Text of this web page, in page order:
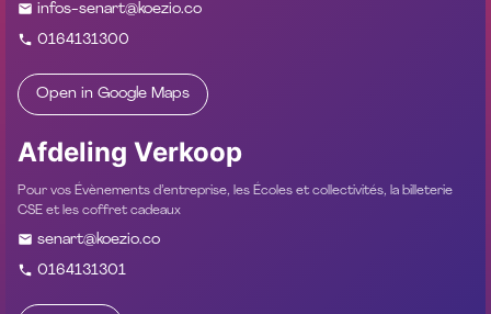
infos-senart@koezio.co
0164131300
Open in Google Maps
Afdeling Verkoop
Pour vos Évènements d’entreprise, les Écoles et collectivités, la billeterie
CSE et les coffret cadeaux
senart@koezio.co
0164131301